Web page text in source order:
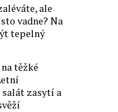
ale
vadne? Na
tepelný
těžké
zasytí a